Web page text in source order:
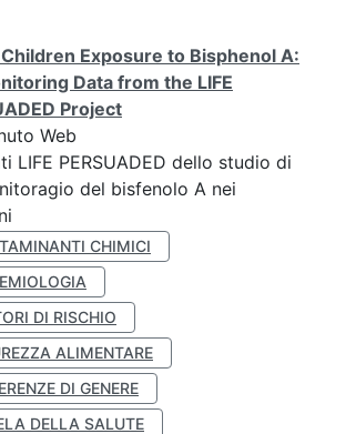
Exposure to Bisphenol A:
Data from the LIFE
Project
Web
LIFE PERSUADED dello studio di
del bisfenolo A nei
CHIMICI
DI RISCHIO
ALIMENTARE
DI GENERE
DELLA SALUTE